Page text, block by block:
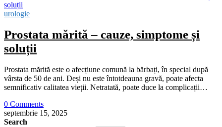
urologie
Prostata mărită – cauze, simptome și
soluții
Prostata mărită este o afecțiune comună la bărbați, în special după
vârsta de 50 de ani. Deși nu este întotdeauna gravă, poate afecta
semnificativ calitatea vieții. Netratată, poate duce la complicații…
0 Comments
septembrie 15, 2025
Search